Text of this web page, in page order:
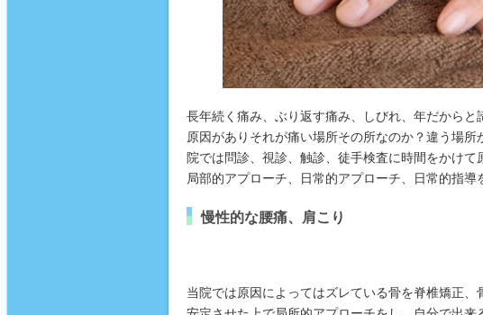
長年続く痛み、ぶり返す痛み、しびれ、年だから
原因がありそれが痛い場所その所なのか？違う場
院では問診、視診、触診、徒手検査に時間をかけ
局部的アプローチ、日常的アプローチ、日常的指導
慢性的な腰痛、肩こり
当院では原因によってはズレている骨を脊椎矯正